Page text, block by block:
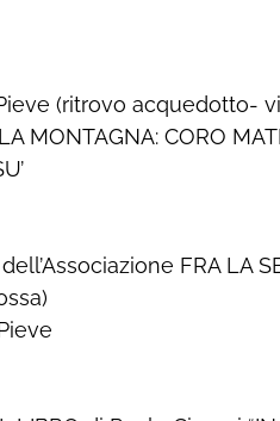
(ritrovo acquedotto-
MONTAGNA: CORO
FRA LA